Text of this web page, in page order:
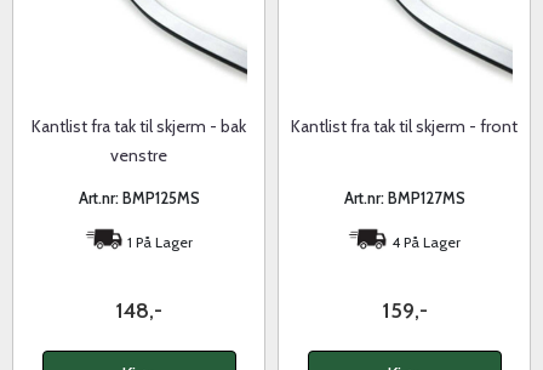
Kantlist fra tak til skjerm - bak
venstre
Art.nr: BMP125MS
1 På Lager
148,-
Kantlist fra tak til skjerm - front
Art.nr: BMP127MS
4 På Lager
159,-